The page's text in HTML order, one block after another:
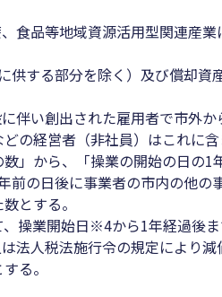
食品等地域資源活用型関連産
する部分を除く）及び償却資
伴い創出された雇用者で市外
の経営者（非社員）はこれに含
」から、「操業の開始の日の
前の日後に事業者の市内の他の
とする。
操業開始日※4から1年経過後ま
法人税法施行令の規定により
る。